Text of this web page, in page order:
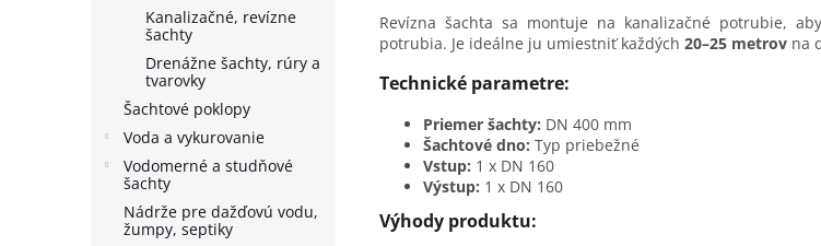
Kanalizačné, revízne
šachty
Drenážne šachty, rúry a
tvarovky
Šachtové poklopy
Voda a vykurovanie
Vodomerné a studňové
šachty
Nádrže pre dažďovú vodu,
žumpy, septiky
Revízna šachta sa montuje na kanalizačné potrubie,
potrubia. Je ideálne ju umiestniť každých 20–25 metrov na
Technické parametre:
Priemer šachty: DN 400 mm
Šachtové dno: Typ priebežné
Vstup: 1 x DN 160
Výstup: 1 x DN 160
Výhody produktu: